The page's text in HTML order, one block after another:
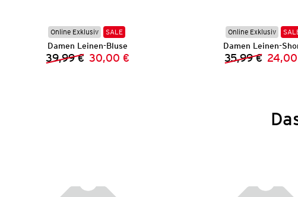
Online Exklusiv SALE
Damen Leinen-Bluse
Vorheriger Preis:
39,99 € Neuer Preis:
30,00 €
Online Exklusiv
Damen Leinen-
35,99 € Neuer